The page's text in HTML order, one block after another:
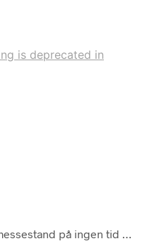
is deprecated in
på ingen tid …